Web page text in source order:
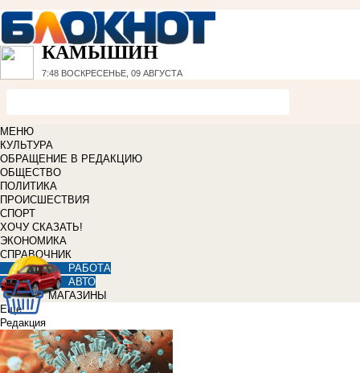
КАМЫШИН
7:48 ВОСКРЕСЕНЬЕ, 09 АВГУСТА
МЕНЮ
КУЛЬТУРА
ОБРАЩЕНИЕ В РЕДАКЦИЮ
ОБЩЕСТВО
ПОЛИТИКА
ПРОИСШЕСТВИЯ
СПОРТ
ХОЧУ СКАЗАТЬ!
ЭКОНОМИКА
СПРАВОЧНИК
РАБОТА
АВТО
МАГАЗИНЫ
Еще
Редакция